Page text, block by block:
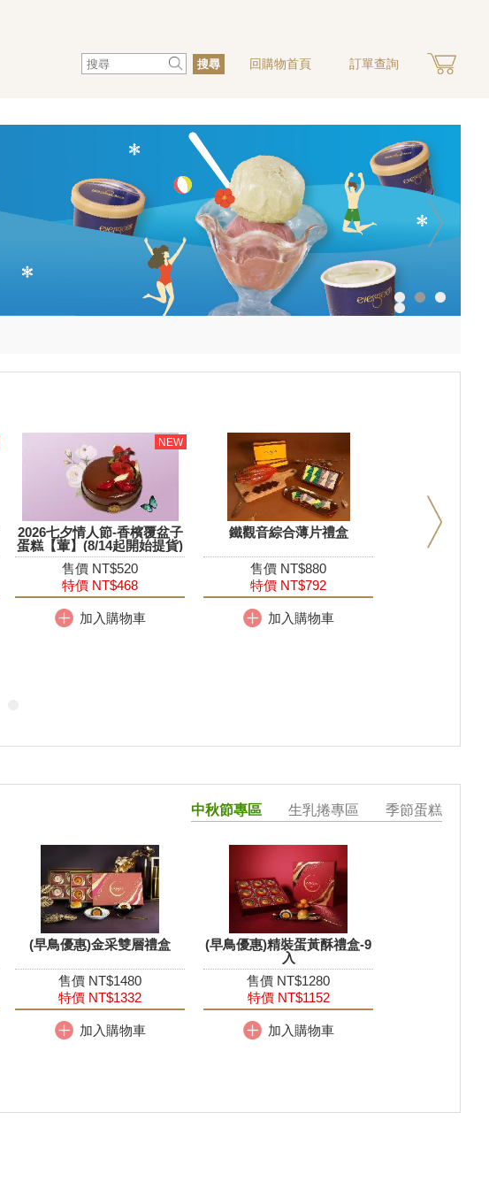
搜尋 回購物首頁 訂單查詢
2026七夕情人節-香檳覆盆子
蛋糕【葷】(8/14起開始提貨)
售價 NT$520
特價 NT$468
加入購物車
鐵觀音綜合薄片禮盒
售價 NT$880
特價 NT$792
加入購物車
中秋節專區 生乳捲專區 季節蛋糕
(早鳥優惠)金采雙層禮盒
售價 NT$1480
特價 NT$1332
加入購物車
(早鳥優惠)精裝蛋黃酥禮盒-9
入
售價 NT$1280
特價 NT$1152
加入購物車